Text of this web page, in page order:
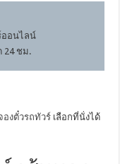
ออนไลน์
24 ชม.
องตั๋วรถทัวร์ เลือกที่นั่งได้